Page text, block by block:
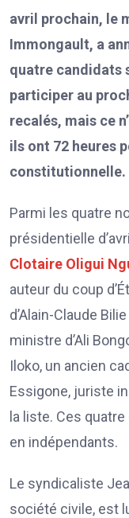
avril prochain, le
Immongault, a
quatre candidats
participer au
recalés, mais ce
ils ont 72 heures
constitutionnelle.
Parmi les quatre
présidentielle
Clotaire Oligui
auteur du coup
d’Alain-Claude
ministre d’Ali
Iloko, un ancien
Essigone, juriste
la liste. Ces
en indépendants.
Le syndicaliste
société civile, est